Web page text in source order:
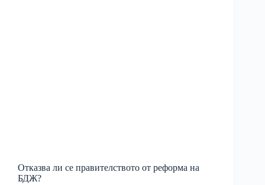
Отказва ли се правителството от реформа на
БДЖ?